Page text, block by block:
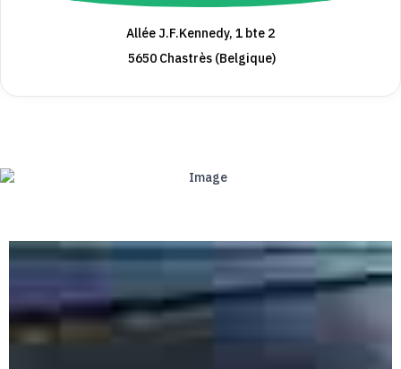
Allée J.F.Kennedy, 1 bte 2
5650 Chastrès (Belgique)